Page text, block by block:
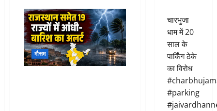
मौसम
चारभुजा
धाम में 20
साल के
पार्किंग ठेके
का विरोध
#parking